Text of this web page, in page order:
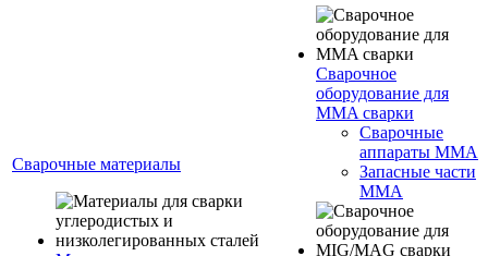
Сварочные материалы
Сварочное
оборудование для
MMA сварки
Сварочные
аппараты MMA
Запасные части
MMA